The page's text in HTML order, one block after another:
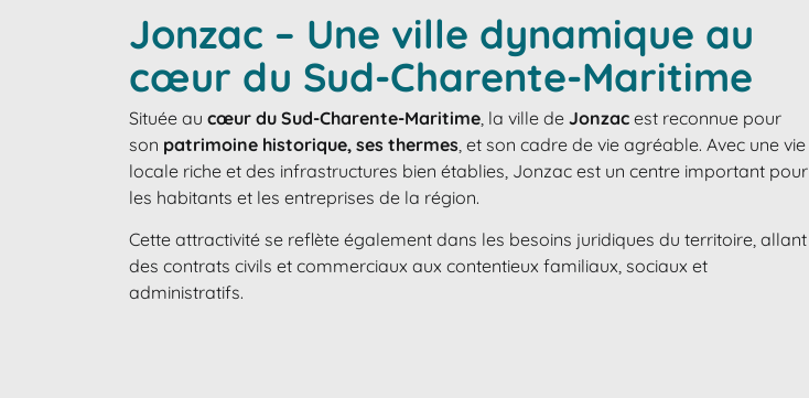
Jonzac – Une ville dynamique au
cœur du Sud-Charente-Maritime
Située au cœur du Sud-Charente-Maritime , la ville de Jonzac est reconnue pour
son patrimoine historique, ses thermes , et son cadre de vie agréable. Avec une vie
locale riche et des infrastructures bien établies, Jonzac est un centre important pour
les habitants et les entreprises de la région.
Cette attractivité se reflète également dans les besoins juridiques du territoire, allant
des contrats civils et commerciaux aux contentieux familiaux, sociaux et
administratifs.